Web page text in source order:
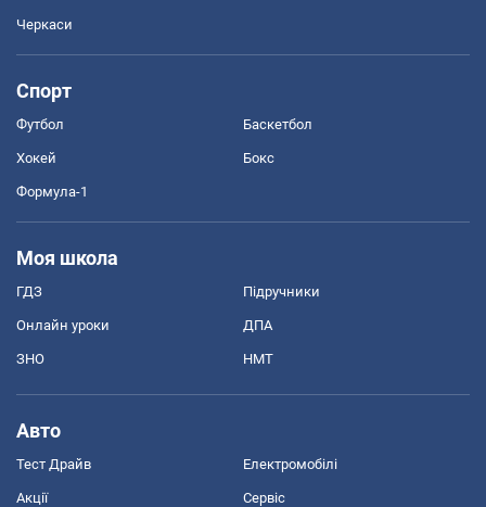
Черкаси
Спорт
Футбол Баскетбол
Хокей Бокс
Формула-1
Моя школа
ГДЗ Підручники
Онлайн уроки ДПА
ЗНО НМТ
Авто
Тест Драйв Електромобілі
Акції Сервіс